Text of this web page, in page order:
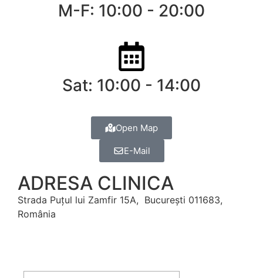
M-F: 10:00 - 20:00
Sat: 10:00 - 14:00
Open Map
E-Mail
ADRESA CLINICA
Strada Puțul lui Zamfir 15A, București 011683,
România